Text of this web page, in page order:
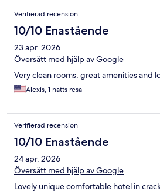
Verifierad recension
10/10 Enastående
23 apr. 2026
Översätt med hjälp av Google
Very clean rooms, great amenities and
Alexis, 1 natts resa
Verifierad recension
10/10 Enastående
24 apr. 2026
Översätt med hjälp av Google
Lovely unique comfortable hotel in